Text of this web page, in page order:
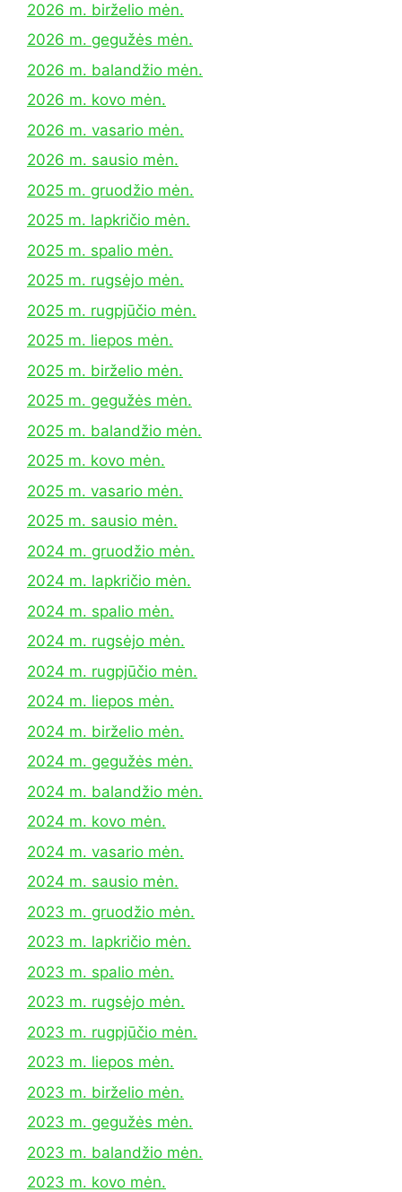
2026 m. birželio mėn.
2026 m. gegužės mėn.
2026 m. balandžio mėn.
2026 m. kovo mėn.
2026 m. vasario mėn.
2026 m. sausio mėn.
2025 m. gruodžio mėn.
2025 m. lapkričio mėn.
2025 m. spalio mėn.
2025 m. rugsėjo mėn.
2025 m. rugpjūčio mėn.
2025 m. liepos mėn.
2025 m. birželio mėn.
2025 m. gegužės mėn.
2025 m. balandžio mėn.
2025 m. kovo mėn.
2025 m. vasario mėn.
2025 m. sausio mėn.
2024 m. gruodžio mėn.
2024 m. lapkričio mėn.
2024 m. spalio mėn.
2024 m. rugsėjo mėn.
2024 m. rugpjūčio mėn.
2024 m. liepos mėn.
2024 m. birželio mėn.
2024 m. gegužės mėn.
2024 m. balandžio mėn.
2024 m. kovo mėn.
2024 m. vasario mėn.
2024 m. sausio mėn.
2023 m. gruodžio mėn.
2023 m. lapkričio mėn.
2023 m. spalio mėn.
2023 m. rugsėjo mėn.
2023 m. rugpjūčio mėn.
2023 m. liepos mėn.
2023 m. birželio mėn.
2023 m. gegužės mėn.
2023 m. balandžio mėn.
2023 m. kovo mėn.